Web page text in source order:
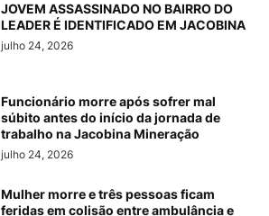
JOVEM ASSASSINADO NO BAIRRO DO
LEADER É IDENTIFICADO EM JACOBINA
julho 24, 2026
Funcionário morre após sofrer mal
súbito antes do início da jornada de
trabalho na Jacobina Mineração
julho 24, 2026
Mulher morre e três pessoas ficam
feridas em colisão entre ambulância e